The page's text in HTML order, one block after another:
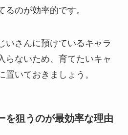
るのが効率的です。
いさんに預けているキャラ
らないため、育てたいキャ
置いておきましょう。
を狙うのが最効率な理由